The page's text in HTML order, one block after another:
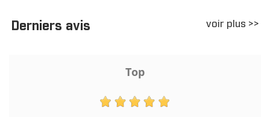
Derniers avis voir plus >>
Top